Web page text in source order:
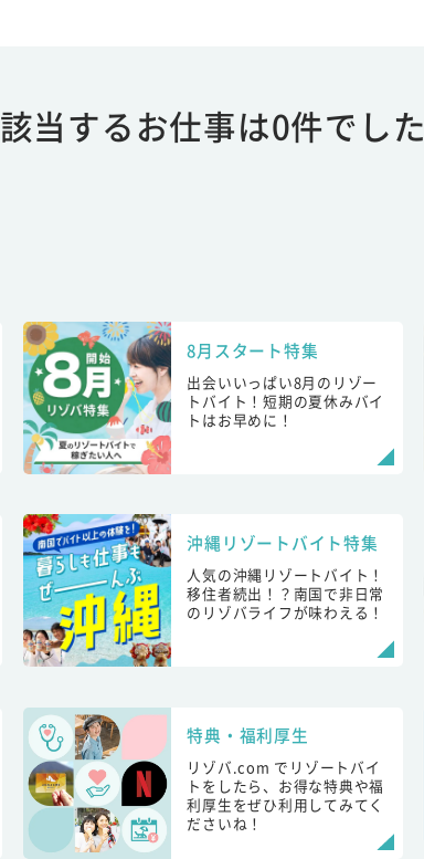
該当するお仕事は0件でした
8月スタート特集
出会いいっぱい8月のリゾー
トバイト！短期の夏休みバイ
トはお早めに！
沖縄リゾートバイト特集
人気の沖縄リゾートバイト！
移住者続出！？南国で非日常
のリゾバライフが味わえる！
特典・福利厚生
リゾバ.com でリゾートバイ
トをしたら、お得な特典や福
利厚生をぜひ利用してみてく
ださいね！